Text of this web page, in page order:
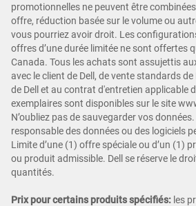
promotionnelles ne peuvent être
offre, réduction basée sur le volume ou
vous pourriez avoir droit. Les
offres d’une durée limitée ne sont offertes
Canada. Tous les achats sont assujettis
avec le client de Dell, de vente standards
de Dell et au contrat d'entretien applicable
exemplaires sont disponibles sur le site
N’oubliez pas de sauvegarder vos données.
responsable des données ou des logiciels
Limite d’une (1) offre spéciale ou d’un (1)
ou produit admissible. Dell se réserve le
quantités.
Prix pour certains produits spécifiés: les